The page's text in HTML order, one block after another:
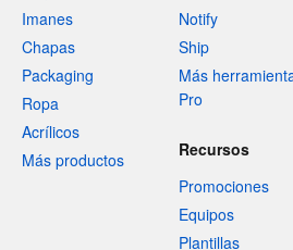
Imanes
Chapas
Packaging
Ropa
Acrílicos
Más productos
Notify
Ship
Más
Pro
Recursos
Promociones
Equipos
Plantillas